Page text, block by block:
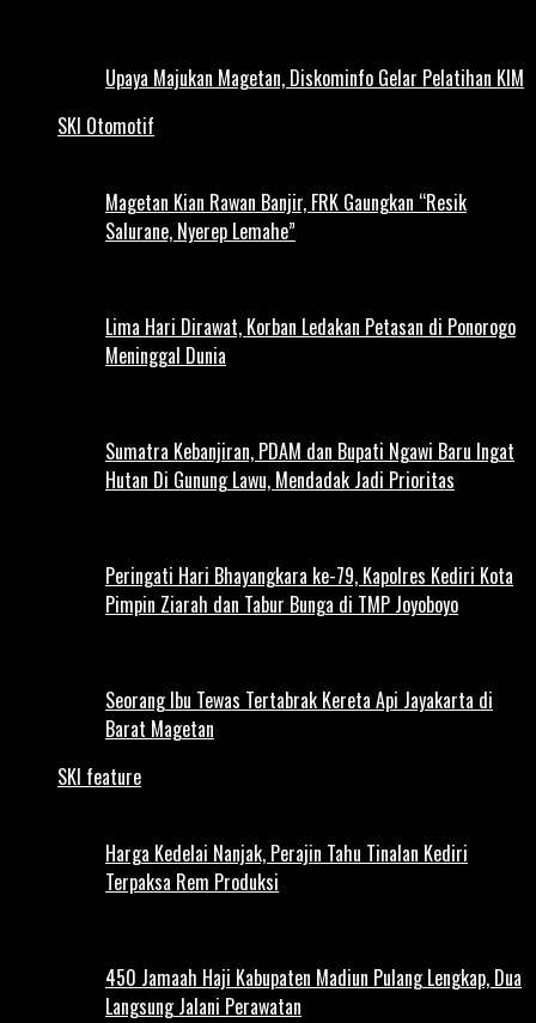
Upaya Majukan Magetan, Diskominfo Gelar Pelatihan KIM
SKI Otomotif
Magetan Kian Rawan Banjir, FRK Gaungkan “Resik
Salurane, Nyerep Lemahe”
Lima Hari Dirawat, Korban Ledakan Petasan di Ponorogo
Meninggal Dunia
Sumatra Kebanjiran, PDAM dan Bupati Ngawi Baru Ingat
Hutan Di Gunung Lawu, Mendadak Jadi Prioritas
Peringati Hari Bhayangkara ke-79, Kapolres Kediri Kota
Pimpin Ziarah dan Tabur Bunga di TMP Joyoboyo
Seorang Ibu Tewas Tertabrak Kereta Api Jayakarta di
Barat Magetan
SKI feature
Harga Kedelai Nanjak, Perajin Tahu Tinalan Kediri
Terpaksa Rem Produksi
450 Jamaah Haji Kabupaten Madiun Pulang Lengkap, Dua
Langsung Jalani Perawatan